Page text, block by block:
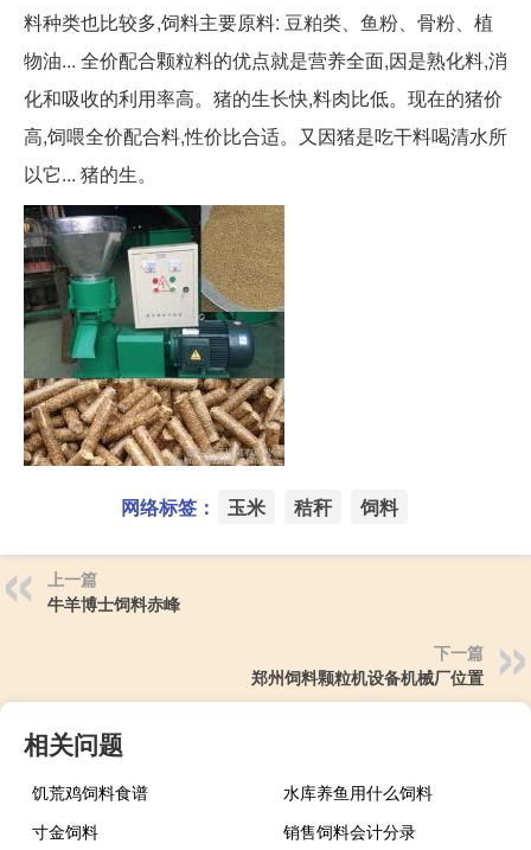
料种类也比较多,饲料主要原料: 豆粕类、鱼粉、骨粉、植
物油... 全价配合颗粒料的优点就是营养全面,因是熟化料,消
化和吸收的利用率高。猪的生长快,料肉比低。现在的猪价
高,饲喂全价配合料,性价比合适。又因猪是吃干料喝清水所
以它... 猪的生。
网络标签： 玉米 秸秆 饲料
上一篇
牛羊博士饲料赤峰
下一篇
郑州饲料颗粒机设备机械厂位置
相关问题
饥荒鸡饲料食谱
水库养鱼用什么饲料
寸金饲料
销售饲料会计分录